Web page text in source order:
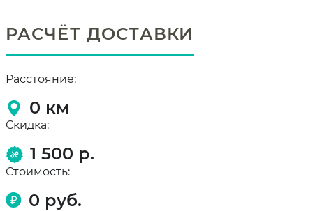
РАСЧЁТ ДОСТАВКИ
Расстояние:
0 км
Скидка:
1 500 р.
Стоимость:
0 руб.